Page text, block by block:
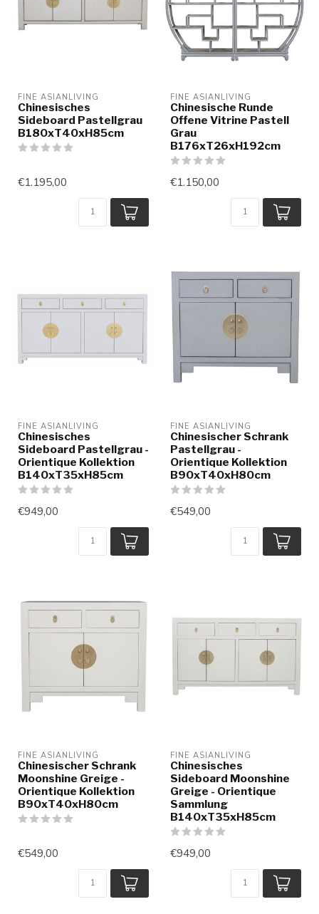
FINE ASIANLIVING
Chinesisches
Sideboard Pastellgrau
B180xT40xH85cm
€1.195,00
FINE ASIANLIVING
Chinesische Runde
Offene Vitrine Pastell
Grau
B176xT26xH192cm
€1.150,00
FINE ASIANLIVING
Chinesisches
Sideboard Pastellgrau -
Orientique Kollektion
B140xT35xH85cm
€949,00
FINE ASIANLIVING
Chinesischer Schrank
Pastellgrau -
Orientique Kollektion
B90xT40xH80cm
€549,00
FINE ASIANLIVING
Chinesischer Schrank
Moonshine Greige -
Orientique Kollektion
B90xT40xH80cm
€549,00
FINE ASIANLIVING
Chinesisches
Sideboard Moonshine
Greige - Orientique
Sammlung
B140xT35xH85cm
€949,00